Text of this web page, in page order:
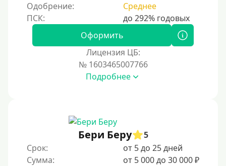
Одобрение:
Среднее
Оформить
Лицензия ЦБ:
№ 1603465007766
Подробнее
Бери Беру
5
Срок:
от 5 до 25 дней
Сумма:
от 5 000 до 30 000 ₽